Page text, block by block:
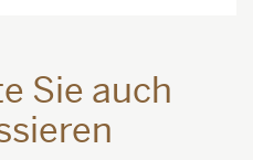
Sie auch